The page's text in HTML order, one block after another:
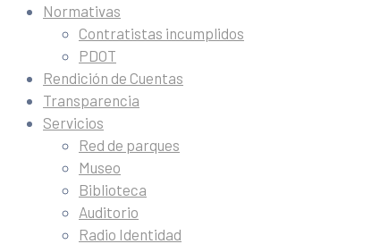
Normativas
Contratistas incumplidos
PDOT
Rendición de Cuentas
Transparencia
Servicios
Red de parques
Museo
Biblioteca
Auditorio
Radio Identidad